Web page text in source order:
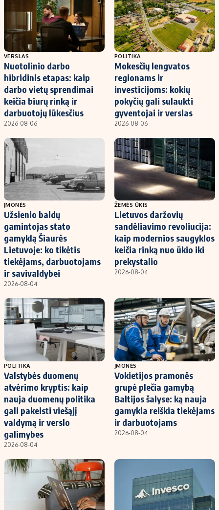
VERSLAS
Nuotolinio darbo
hibridinis etapas: kaip
darbo vietų sprendimai
keičia biurų rinką ir
darbuotojų lūkesčius
2026-08-06
POLITIKA
Mokesčių lengvatos
regionams ir
investicijoms: kokių
pokyčių gali sulaukti
gyventojai ir verslas
2026-08-06
ĮMONĖS
Užsienio baldų
gamintojas stato
gamyklą Šiaurės
Lietuvoje: ko tikėtis
tiekėjams, darbuotojams
ir savivaldybei
2026-08-04
ŽEMĖS ŪKIS
Lietuvos daržovių
sandėliavimo revoliucija:
kaip modernios saugyklos
keičia rinką nuo ūkio iki
prekystalio
2026-08-04
POLITIKA
Valstybės duomenų
atvėrimo kryptis: kaip
nauja duomenų politika
gali pakeisti viešąjį
valdymą ir verslo
galimybes
2026-08-04
ĮMONĖS
Vokietijos pramonės
grupė plečia gamybą
Baltijos šalyse: ką nauja
gamykla reiškia tiekėjams
ir darbuotojams
2026-08-04